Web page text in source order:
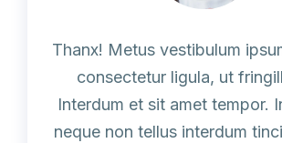
Thanx! Metus vestibulum
consectetur ligula, ut
Interdum et sit amet tempor.
neque non tellus interdum